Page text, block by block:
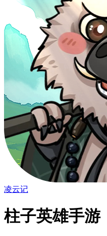
凌云记
柱子英雄手游